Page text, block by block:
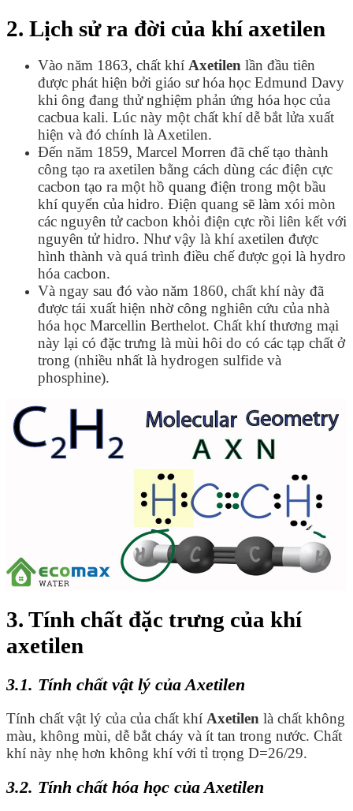
2. Lịch sử ra đời của khí axetilen
Vào năm 1863, chất khí Axetilen lần đầu tiên
được phát hiện bởi giáo sư hóa học Edmund Davy
khi ông đang thử nghiệm phản ứng hóa học của
cacbua kali. Lúc này một chất khí dễ bắt lửa xuất
hiện và đó chính là Axetilen.
Đến năm 1859, Marcel Morren đã chế tạo thành
công tạo ra axetilen bằng cách dùng các điện cực
cacbon tạo ra một hồ quang điện trong một bầu
khí quyển của hidro. Điện quang sẽ làm xói mòn
các nguyên tử cacbon khỏi điện cực rồi liên kết với
nguyên tử hidro. Như vậy là khí axetilen được
hình thành và quá trình điều chế được gọi là hydro
hóa cacbon.
Và ngay sau đó vào năm 1860, chất khí này đã
được tái xuất hiện nhờ công nghiên cứu của nhà
hóa học Marcellin Berthelot. Chất khí thương mại
này lại có đặc trưng là mùi hôi do có các tạp chất ở
trong (nhiều nhất là hydrogen sulfide và
phosphine).
3. Tính chất đặc trưng của khí
axetilen
3.1. Tính chất vật lý của Axetilen
Tính chất vật lý của của chất khí Axetilen là chất không
màu, không mùi, dễ bắt cháy và ít tan trong nước. Chất
khí này nhẹ hơn không khí với tỉ trọng D=26/29.
3.2. Tính chất hóa học của Axetilen